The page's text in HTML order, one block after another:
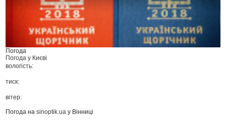
Погода
Погода у Києві
вологість:
тиск:
вітер:
Погода наsinoptik.ua у Вінниці